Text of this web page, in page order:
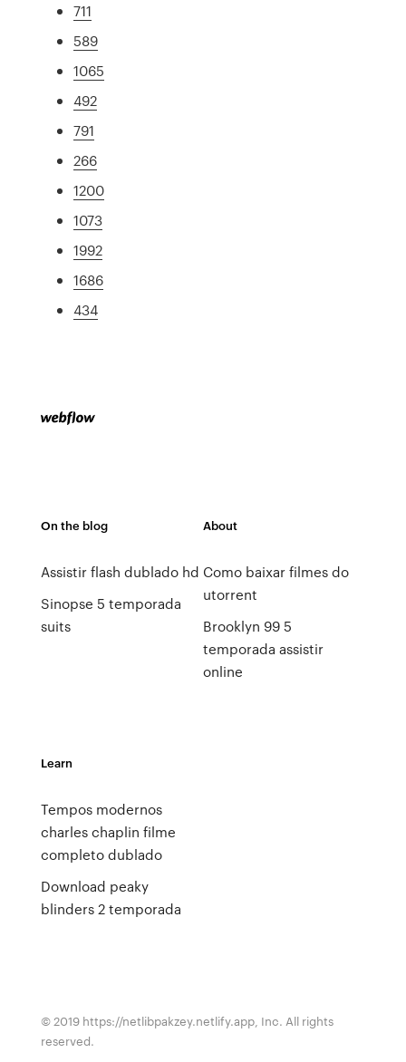
711
589
1065
492
791
266
1200
1073
1992
1686
434
On the blog
Assistir flash dublado hd
Sinopse 5 temporada
suits
About
Como baixar filmes do
utorrent
Brooklyn 99 5
temporada assistir
online
Learn
Tempos modernos
charles chaplin filme
completo dublado
Download peaky
blinders 2 temporada
© 2019 https://netlibpakzey.netlify.app, Inc. All rights
reserved.